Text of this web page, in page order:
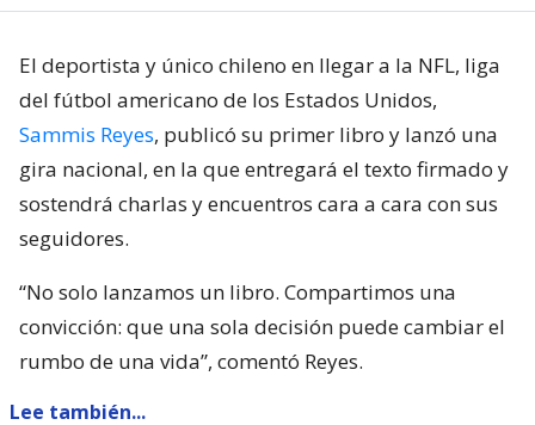
El deportista y único chileno en llegar a la NFL, liga
del fútbol americano de los Estados Unidos,
Sammis Reyes, publicó su primer libro y lanzó una
gira nacional, en la que entregará el texto firmado y
sostendrá charlas y encuentros cara a cara con sus
seguidores.
“No solo lanzamos un libro. Compartimos una
convicción: que una sola decisión puede cambiar el
rumbo de una vida”, comentó Reyes.
Lee también...